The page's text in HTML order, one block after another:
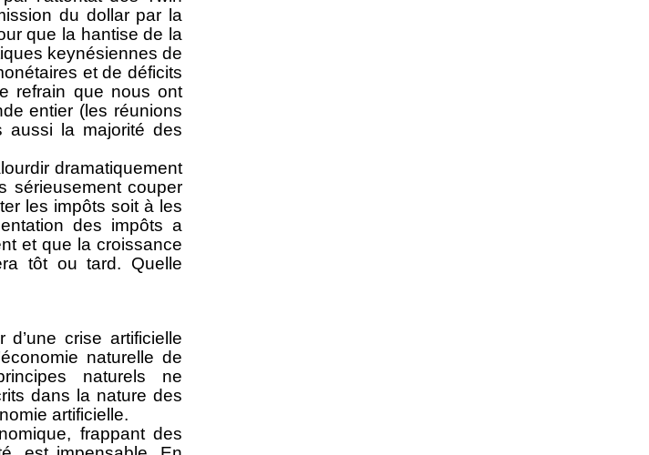
du dollar par la
que la hantise de la
keynésiennes de
et de déficits
refrain que nous ont
entier (les réunions
la majorité des
dramatiquement
sérieusement couper
les impôts soit à les
des impôts a
et que la croissance
tôt ou tard. Quelle
d’une crise artificielle
naturelle de
naturels ne
dans la nature des
artificielle.
frappant des